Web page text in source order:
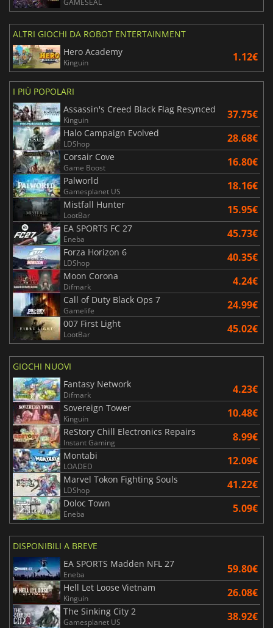
ALTRI GIOCHI DA ROBOT ENTERTAINMENT
Hero Academy
Kinguin 1.12€
I PIÙ POPOLARI
Assassin's Creed Black Flag Resynced
Kinguin 37.75€
Halo Campaign Evolved
LDShop 28.68€
Corsair Cove
Game Boost 16.80€
Palworld
Gamesplanet US 18.16€
Mistfall Hunter
LootBar 15.95€
EA SPORTS FC 27
Eneba 45.73€
Forza Horizon 6
LDShop 40.35€
Moon Corona
Difmark 4.24€
Call of Duty Black Ops 7
Gamelife 24.99€
007 First Light
LootBar 45.02€
GIOCHI NUOVI
Fantasy Network
Difmark 4.23€
Sovereign Tower
Kinguin 10.48€
ReStory Chill Electronics Repairs
Instant Gaming 8.99€
Montabi
LOADED 12.09€
Marvel Tokon Fighting Souls
LDShop 41.22€
Doloc Town
Eneba 5.09€
DISPONIBILI A BREVE
EA SPORTS Madden NFL 27
Eneba 59.80€
Hell Let Loose Vietnam
Kinguin 26.08€
The Sinking City 2
Gamesplanet US 38.92€